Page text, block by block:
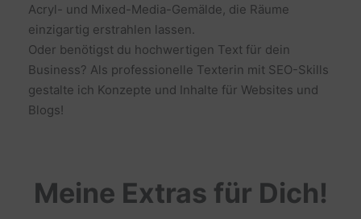
Acryl- und Mixed-Media-Gemälde, die Räume
einzigartig erstrahlen lassen.
Oder benötigst du hochwertigen Text für dein
Business? Als professionelle Texterin mit SEO-Skills
gestalte ich Konzepte und Inhalte für Websites und
Blogs!
Meine Extras für Dich!